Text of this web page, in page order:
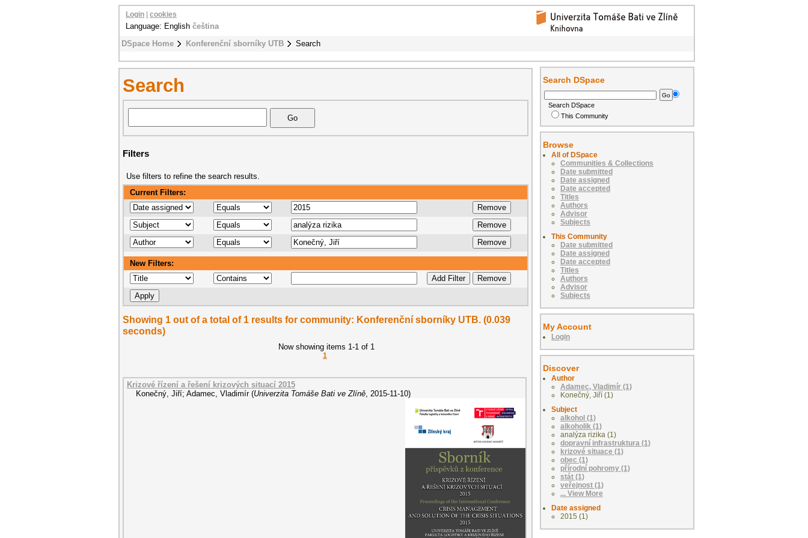
DSpace Home Konferenční sborníky UTB Search
Login cookies
Language: English čeština
Search
Filters
Use filters to refine the search results.
Current Filters:
New Filters:
Showing 1 out of a total of 1 results for community: Konferenční sborníky UTB. (0.039
seconds)
Now showing items 1-1 of 1
1
Krizové řízení a řešení krizových situací 2015
Konečný, Jiří; Adamec, Vladimír (Univerzita Tomáše Bati ve Zlíně, 2015-11-10)
Search DSpace
Search DSpace
This Community
Browse
All of DSpace
Communities & Collections
Date submitted
Date assigned
Date accepted
Titles
Authors
Advisor
Subjects
This Community
Date submitted
Date assigned
Date accepted
Titles
Authors
Advisor
Subjects
My Account
Login
Discover
Author
Adamec, Vladimír (1)
Konečný, Jiří (1)
Subject
alkohol (1)
alkoholik (1)
analýza rizika (1)
dopravní infrastruktura (1)
krizové situace (1)
obec (1)
přírodní pohromy (1)
stát (1)
veřejnost (1)
... View More
Date assigned
2015 (1)